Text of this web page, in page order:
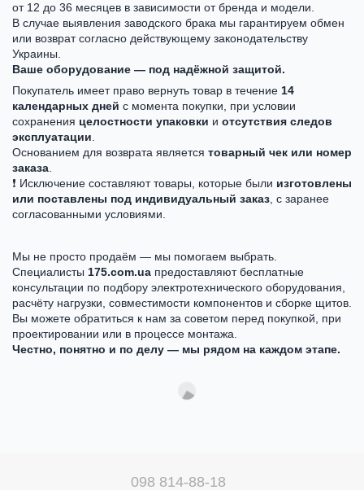
от 12 до 36 месяцев в зависимости от бренда и модели.
В случае выявления заводского брака мы гарантируем обмен
или возврат согласно действующему законодательству
Украины.
Ваше оборудование — под надёжной защитой.
Покупатель имеет право вернуть товар в течение 14
календарных дней с момента покупки, при условии
сохранения целостности упаковки и отсутствия следов
эксплуатации.
Основанием для возврата является товарный чек или номер
заказа.
❗ Исключение составляют товары, которые были изготовлены
или поставлены под индивидуальный заказ, с заранее
согласованными условиями.
Мы не просто продаём — мы помогаем выбрать.
Специалисты 175.com.ua предоставляют бесплатные
консультации по подбору электротехнического оборудования,
расчёту нагрузки, совместимости компонентов и сборке щитов.
Вы можете обратиться к нам за советом перед покупкой, при
проектировании или в процессе монтажа.
Честно, понятно и по делу — мы рядом на каждом этапе.
098 814-88-18